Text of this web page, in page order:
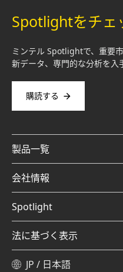
Spotlightをチェ
ミンテル Spotlightで、重要
新データ、専門的な分析を入
購読する
製品一覧
会社情報
Spotlight
法に基づく表示
JP / 日本語